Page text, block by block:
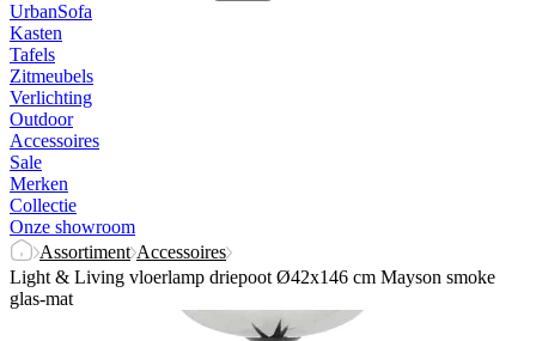
UrbanSofa
Kasten
Tafels
Zitmeubels
Verlichting
Outdoor
Accessoires
Sale
Merken
Collectie
Onze showroom
Assortiment Accessoires
Light & Living vloerlamp driepoot Ø42x146 cm Mayson smoke
glas-mat